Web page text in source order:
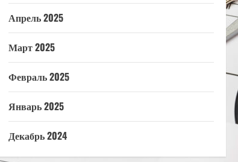
Апрель 2025
Март 2025
Февраль 2025
Январь 2025
Декабрь 2024